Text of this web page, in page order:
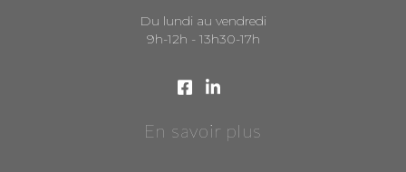
Du lundi au vendredi
9h-12h - 13h30-17h
En savoir plus